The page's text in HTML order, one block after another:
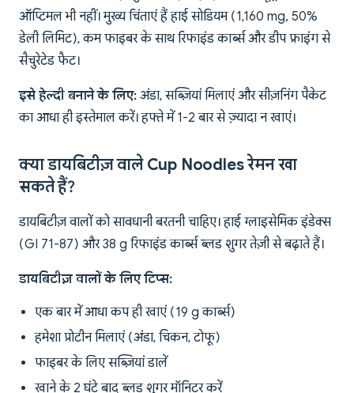
ऑप्टिमल भी नहीं। मुख्य चिंताएं हैं हाई सोडियम (1,160 mg, 50%
डेली लिमिट), कम फाइबर के साथ रिफाइंड कार्ब्स और डीप फ्राइंग से
सैचुरेटेड फैट।
इसे हेल्दी बनाने के लिए: अंडा, सब्ज़ियां मिलाएं और सीज़निंग पैकेट
का आधा ही इस्तेमाल करें। हफ्ते में 1-2 बार से ज़्यादा न खाएं।
क्या डायबिटीज़ वाले Cup Noodles रेमन खा
सकते हैं?
डायबिटीज़ वालों को सावधानी बरतनी चाहिए। हाई ग्लाइसेमिक इंडेक्स
(GI 71-87) और 38 g रिफाइंड कार्ब्स ब्लड शुगर तेज़ी से बढ़ाते हैं।
डायबिटीज़ वालों के लिए टिप्स:
एक बार में आधा कप ही खाएं (19 g कार्ब्स)
हमेशा प्रोटीन मिलाएं (अंडा, चिकन, टोफू)
फाइबर के लिए सब्ज़ियां डालें
खाने के 2 घंटे बाद ब्लड शुगर मॉनिटर करें